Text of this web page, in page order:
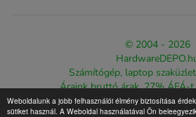
Weboldalunk a jobb felhasználói élmény biztosítása
sütiket használ. A Weboldal használatával Ön
© 2004 - 2026
Számítógép, laptop
Áraink bruttó árak, 27% ÁFÁ-t
Design & eCommerce solution